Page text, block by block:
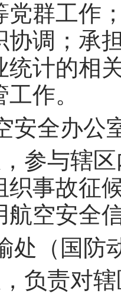
党群工作
协调；承
统计的相
作。
全办公
与辖区
织事故征
航空安全
（国防
责对辖